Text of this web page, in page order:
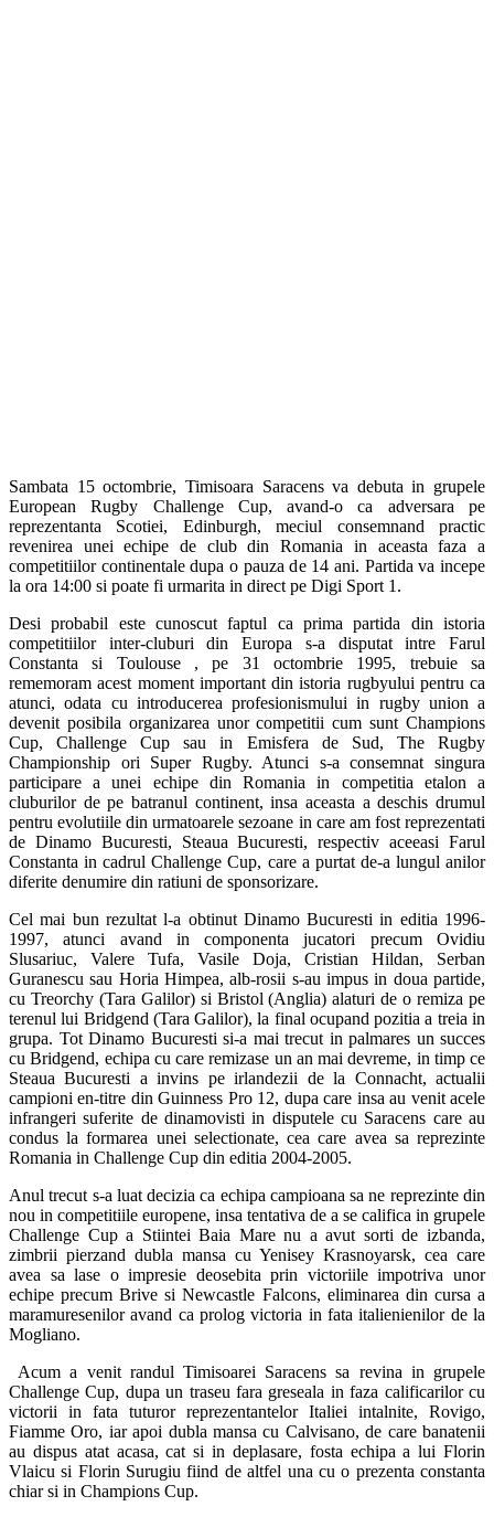
Sambata 15 octombrie, Timisoara Saracens va debuta in grupele
European Rugby Challenge Cup, avand-o ca adversara pe
reprezentanta Scotiei, Edinburgh, meciul consemnand practic
revenirea unei echipe de club din Romania in aceasta faza a
competitiilor continentale dupa o pauza de 14 ani. Partida va incepe
la ora 14:00 si poate fi urmarita in direct pe Digi Sport 1.
Desi probabil este cunoscut faptul ca prima partida din istoria
competitiilor inter-cluburi din Europa s-a disputat intre Farul
Constanta si Toulouse , pe 31 octombrie 1995, trebuie sa
rememoram acest moment important din istoria rugbyului pentru ca
atunci, odata cu introducerea profesionismului in rugby union a
devenit posibila organizarea unor competitii cum sunt Champions
Cup, Challenge Cup sau in Emisfera de Sud, The Rugby
Championship ori Super Rugby. Atunci s-a consemnat singura
participare a unei echipe din Romania in competitia etalon a
cluburilor de pe batranul continent, insa aceasta a deschis drumul
pentru evolutiile din urmatoarele sezoane in care am fost reprezentati
de Dinamo Bucuresti, Steaua Bucuresti, respectiv aceeasi Farul
Constanta in cadrul Challenge Cup, care a purtat de-a lungul anilor
diferite denumire din ratiuni de sponsorizare.
Cel mai bun rezultat l-a obtinut Dinamo Bucuresti in editia 1996-
1997, atunci avand in componenta jucatori precum Ovidiu
Slusariuc, Valere Tufa, Vasile Doja, Cristian Hildan, Serban
Guranescu sau Horia Himpea, alb-rosii s-au impus in doua partide,
cu Treorchy (Tara Galilor) si Bristol (Anglia) alaturi de o remiza pe
terenul lui Bridgend (Tara Galilor), la final ocupand pozitia a treia in
grupa. Tot Dinamo Bucuresti si-a mai trecut in palmares un succes
cu Bridgend, echipa cu care remizase un an mai devreme, in timp ce
Steaua Bucuresti a invins pe irlandezii de la Connacht, actualii
campioni en-titre din Guinness Pro 12, dupa care insa au venit acele
infrangeri suferite de dinamovisti in disputele cu Saracens care au
condus la formarea unei selectionate, cea care avea sa reprezinte
Romania in Challenge Cup din editia 2004-2005.
Anul trecut s-a luat decizia ca echipa campioana sa ne reprezinte din
nou in competitiile europene, insa tentativa de a se califica in grupele
Challenge Cup a Stiintei Baia Mare nu a avut sorti de izbanda,
zimbrii pierzand dubla mansa cu Yenisey Krasnoyarsk, cea care
avea sa lase o impresie deosebita prin victoriile impotriva unor
echipe precum Brive si Newcastle Falcons, eliminarea din cursa a
maramuresenilor avand ca prolog victoria in fata italienienilor de la
Mogliano.
Acum a venit randul Timisoarei Saracens sa revina in grupele
Challenge Cup, dupa un traseu fara greseala in faza calificarilor cu
victorii in fata tuturor reprezentantelor Italiei intalnite, Rovigo,
Fiamme Oro, iar apoi dubla mansa cu Calvisano, de care banatenii
au dispus atat acasa, cat si in deplasare, fosta echipa a lui Florin
Vlaicu si Florin Surugiu fiind de altfel una cu o prezenta constanta
chiar si in Champions Cup.